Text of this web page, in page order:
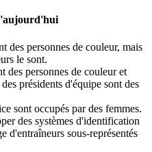
des personnes de couleur, mais
le sont.
des personnes de couleur et
présidents d'équipe sont des
sont occupés par des femmes.
des systèmes d'identification
d'entraîneurs sous-représentés